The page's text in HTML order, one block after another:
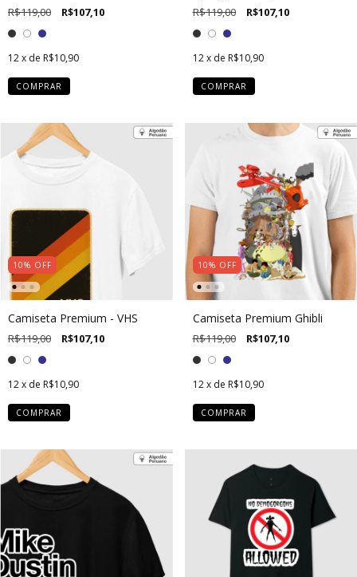
R$119,00 R$107,10
12x de R$10,90
COMPRAR
R$119,00 R$107,10
12 x de R$10,90
COMPRAR
10% OFF
Camiseta Premium - VHS
R$119,00 R$107,10
12x de R$10,90
COMPRAR
10% OFF
Camiseta Premium Ghibli
R$119,00 R$107,10
12 x de R$10,90
COMPRAR